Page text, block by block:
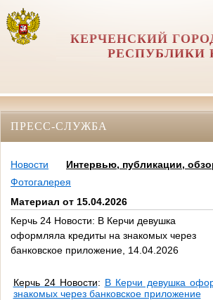
КЕРЧЕНСКИЙ
РЕСПУБЛИКИ
ПРЕСС-СЛУЖБА
Новости
Интервью, публикации,
Фотогалерея
Материал от 15.04.2026
Керчь 24 Новости: В Керчи девушка
оформляла кредиты на знакомых через
банковское приложение, 14.04.2026
Керчь 24 Новости: В Керчи девушка
знакомых через банковское приложение